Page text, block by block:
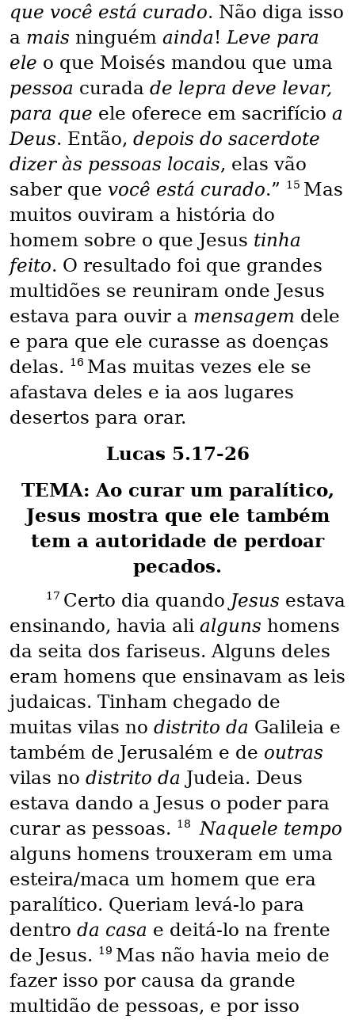
que você está curado. Não diga isso
a mais ninguém ainda! Leve para
ele o que Moisés mandou que uma
pessoa curada de lepra deve levar,
para que ele oferece em sacrifício a
Deus. Então, depois do sacerdote
dizer às pessoas locais, elas vão
saber que você está curado.” 15 Mas
muitos ouviram a história do
homem sobre o que Jesus tinha
feito. O resultado foi que grandes
multidões se reuniram onde Jesus
estava para ouvir a mensagem dele
e para que ele curasse as doenças
delas. 16 Mas muitas vezes ele se
afastava deles e ia aos lugares
desertos para orar.
Lucas 5.17-26
TEMA: Ao curar um paralítico,
Jesus mostra que ele também
tem a autoridade de perdoar
pecados.
17 Certo dia quando Jesus estava
ensinando, havia ali alguns homens
da seita dos fariseus. Alguns deles
eram homens que ensinavam as leis
judaicas. Tinham chegado de
muitas vilas no distrito da Galileia e
também de Jerusalém e de outras
vilas no distrito da Judeia. Deus
estava dando a Jesus o poder para
curar as pessoas. 18
Naquele tempo
alguns homens trouxeram em uma
esteira/maca um homem que era
paralítico. Queriam levá-lo para
dentro da casa e deitá-lo na frente
de Jesus. 19 Mas não havia meio de
fazer isso por causa da grande
multidão de pessoas, e por isso